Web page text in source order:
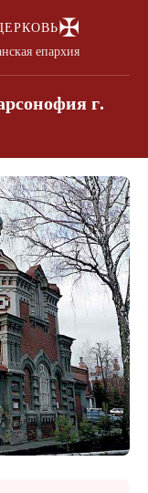
✠
епархия
г.